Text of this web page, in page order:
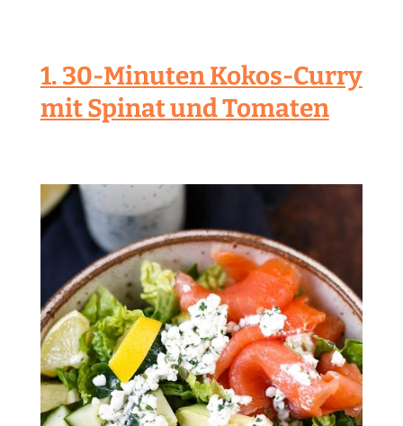
1. 30-Minuten Kokos-Curry
mit Spinat und Tomaten